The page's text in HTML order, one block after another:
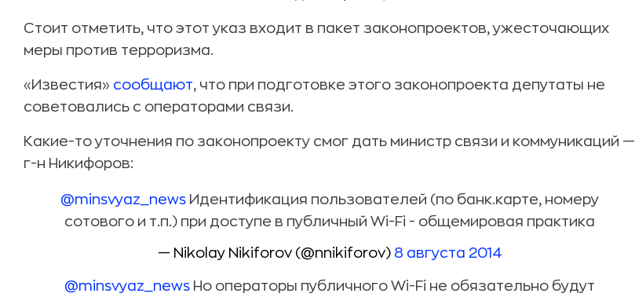
Стоит отметить, что этот указ входит в пакет законопроектов, ужесточающих
меры против терроризма.
«Известия» сообщают, что при подготовке этого законопроекта депутаты не
советовались с операторами связи.
Какие-то уточнения по законопроекту смог дать министр связи и коммуникаций —
г-н Никифоров:
@minsvyaz_news Идентификация пользователей (по банк.карте, номеру
сотового и т.п.) при доступе в публичный Wi-Fi - общемировая практика
— Nikolay Nikiforov (@nnikiforov) 8 августа 2014
@minsvyaz_news Но операторы публичного Wi-Fi не обязательно будут